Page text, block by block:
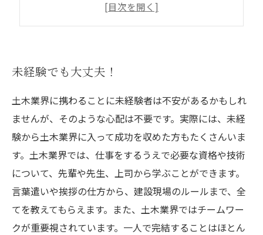
未経験スタートでも活躍できる秘訣をご紹介
未経験だからこそ注目
未経験でも大丈夫！
土木業界に携わることに未経験者は不安があるかもしれ
ませんが、そのような心配は不要です。実際には、未経
験から土木業界に入って成功を収めた方もたくさんいま
す。土木業界では、仕事をするうえで必要な資格や技術
について、先輩や先生、上司から学ぶことができます。
言葉遣いや挨拶の仕方から、建設現場のルールまで、全
てを教えてもらえます。また、土木業界ではチームワー
クが重要視されています。一人で完結することはほとん